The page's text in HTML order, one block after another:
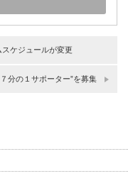
スケジュールが変更
分の１サポーター”を募集